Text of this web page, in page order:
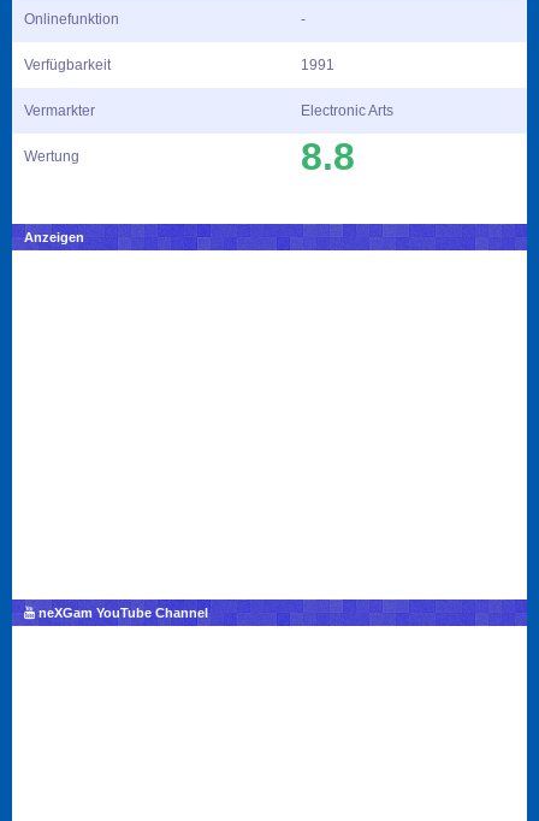
Onlinefunktion -
Verfügbarkeit 1991
Vermarkter Electronic Arts
Wertung 8.8
Anzeigen
neXGam YouTube Channel